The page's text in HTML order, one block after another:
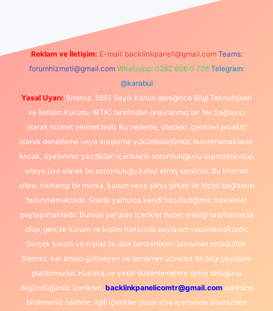
Reklam ve İletişim: E-mail: backlinkpaneli@gmail.com Teams:
forumhizmeti@gmail.com Whatsapp: 0262 606 0 726 Telegram:
@karabul
Yasal Uyarı: Sitemiz, 5651 Sayılı Kanun gereğince Bilgi Teknolojileri
ve İletişim Kurumu (BTK) tarafından onaylanmış bir Yer Sağlayıcı
olarak hizmet vermektedir. Bu nedenle, sitedeki içerikleri proaktif
olarak denetleme veya araştırma yükümlülüğümüz bulunmamaktadır.
Ancak, üyelerimiz yazdıkları içeriklerin sorumluluğunu taşımakta olup,
siteye üye olarak bu sorumluluğu kabul etmiş sayılırlar. Bu internet
sitesi, herhangi bir marka, kurum veya şahıs şirketi ile hiçbir bağlantısı
bulunmamaktadır. Sitede yalnızca kendi hazırladığımız makaleler
paylaşılmaktadır. Burada yer alan içerikler haber niteliği taşımamakta
olup, gerçek kurum ve kişiler hakkında paylaşım yapılmamaktadır.
Gerçek kurum ve kişiler ile isim benzerlikleri tamamen tesadüfidir.
Sitemiz, kar amacı gütmeyen ve tamamen ücretsiz bir bilgi paylaşım
platformudur. Hukuka ve yasal düzenlemelere aykırı olduğunu
düşündüğünüz içerikleri, backlinkpanelicomtr@gmail.comadresine
bildirmeniz halinde, ilgili içerikler yasal süre içerisinde sitemizden